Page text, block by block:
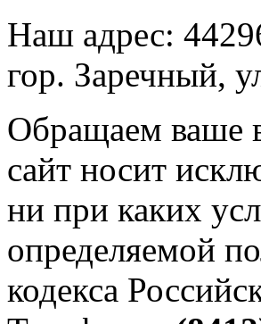
Наш адрес:
гор. Заречный,
Обращаем ваше
сайт носит
ни при каких
определяемой
кодекса